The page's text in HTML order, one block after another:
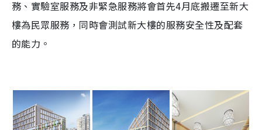
務、實驗室服務及非緊急服務將會首先4月底搬遷至新大
樓為民眾服務，同時會測試新大樓的服務安全性及配套
的能力。